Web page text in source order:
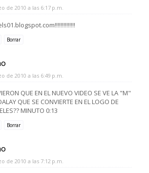
de 2010 a las 6:17 p.m.
Borrar
de 2010 a las 6:49 p.m.
QUE EN EL NUEVO VIDEO SE VE LA "M"
QUE SE CONVIERTE EN EL LOGO DE
MINUTO 0:13
Borrar
de 2010 a las 7:12 p.m.